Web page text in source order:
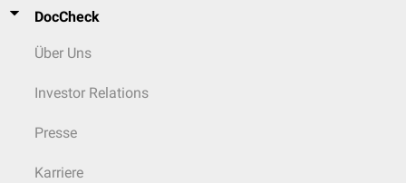
DocCheck
Über Uns
Investor Relations
Presse
Karriere